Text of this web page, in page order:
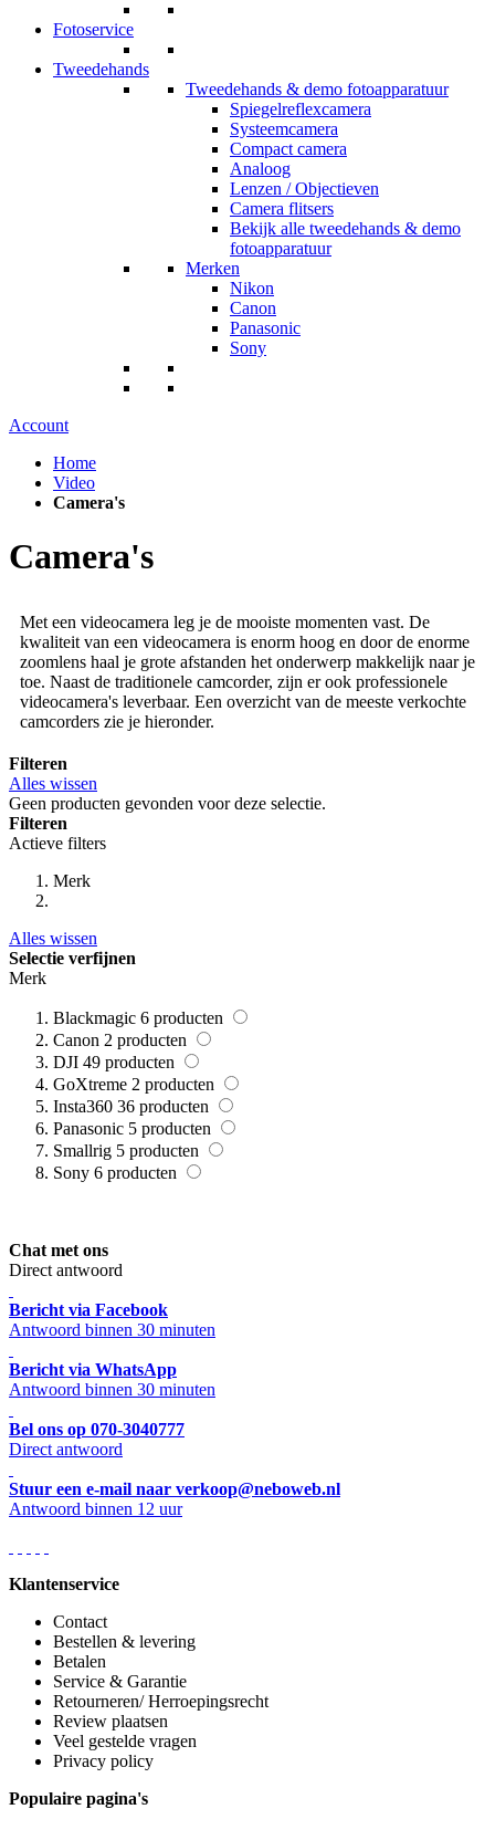
Fotoservice
Tweedehands
Tweedehands & demo fotoapparatuur
Spiegelreflexcamera
Systeemcamera
Compact camera
Analoog
Lenzen / Objectieven
Camera flitsers
Bekijk alle tweedehands & demo
fotoapparatuur
Merken
Nikon
Canon
Panasonic
Sony
Account
Home
Video
Camera's
Camera's
Met een videocamera leg je de mooiste momenten vast. De
kwaliteit van een videocamera is enorm hoog en door de enorme
zoomlens haal je grote afstanden het onderwerp makkelijk naar je
toe. Naast de traditionele camcorder, zijn er ook professionele
videocamera's leverbaar. Een overzicht van de meeste verkochte
camcorders zie je hieronder.
Filteren
Alles wissen
Geen producten gevonden voor deze selectie.
Filteren
Actieve filters
Merk
Alles wissen
Selectie verfijnen
Merk
Blackmagic 6 producten
Canon 2 producten
DJI 49 producten
GoXtreme 2 producten
Insta360 36 producten
Panasonic 5 producten
Smallrig 5 producten
Sony 6 producten
Chat met ons
Direct antwoord
Bericht via Facebook
Antwoord binnen 30 minuten
Bericht via WhatsApp
Antwoord binnen 30 minuten
Bel ons op 070-3040777
Direct antwoord
Stuur een e-mail naar verkoop@neboweb.nl
Antwoord binnen 12 uur
Klantenservice
Contact
Bestellen & levering
Betalen
Service & Garantie
Retourneren/ Herroepingsrecht
Review plaatsen
Veel gestelde vragen
Privacy policy
Populaire pagina's